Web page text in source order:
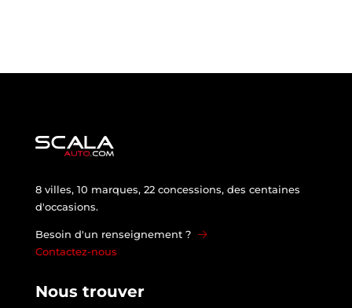
8 villes, 10 marques, 22 concessions, des centaines
d'occasions.
Besoin d'un renseignement ?
Contactez-nous
Nous trouver